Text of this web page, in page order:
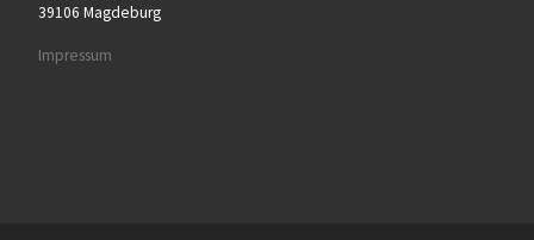
39106 Magdeburg
Impressum